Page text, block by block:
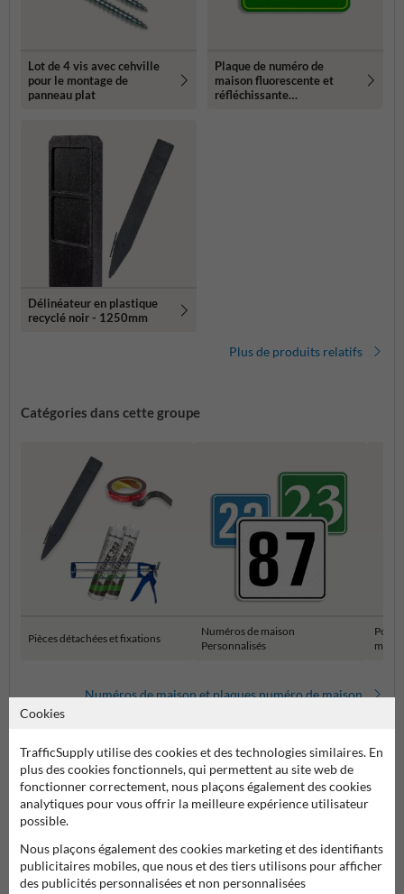
Lot de 4 vis avec cehville
pour le montage de
panneau plat
Plaque de numéro de
maison fluorescente et
réfléchissante
Délinéateur en plastique
recyclé noir - 1250mm
Plus de produits relatifs
Catégories dans cette groupe
Pièces détachées et fixations
Numéros de maison
Personnalisés
Numéros de maison et plaques numéro de maison
Poser votre question à NumeroMaison.be
Cookies
TrafficSupply utilise des cookies et des technologies similaires. En
plus des cookies fonctionnels, qui permettent au site web de
fonctionner correctement, nous plaçons également des cookies
analytiques pour vous offrir la meilleure expérience utilisateur
possible.
Nous plaçons également des cookies marketing et des identifiants
publicitaires mobiles, que nous et des tiers utilisons pour afficher
des publicités personnalisées et non personnalisées